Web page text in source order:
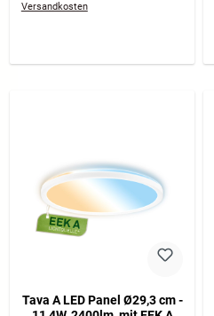
Versandkosten
Tava A LED Panel Ø29,3 cm -